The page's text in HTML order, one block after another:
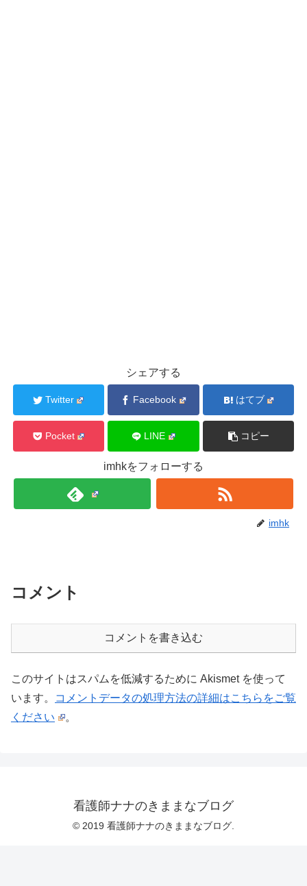
シェアする
Twitter Facebook はてブ
Pocket LINE コピー
imhkをフォローする
imhk
コメント
コメントを書き込む
このサイトはスパムを低減するために Akismet を使って
います。
コメントデータの処理方法の詳細はこちらをご覧
ください
。
看護師ナナのきままなブログ
© 2019 看護師ナナのきままなブログ.